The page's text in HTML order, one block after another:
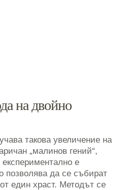
на двойно
такова увеличение на
„малинов гений“,
е
позволява да се събират
един храст. Методът се